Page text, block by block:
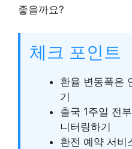
좋을까요?
체크 포인트
환율 변동폭은
기
출국 1주일 전
니터링하기
환전 예약 서비